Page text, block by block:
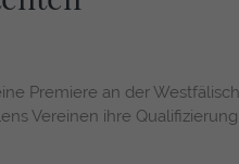
Premiere an der
Vereinen ihre
TYPO3